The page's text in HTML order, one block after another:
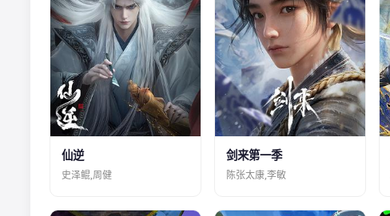
仙逆
史泽鲲,周健
剑来第一季
陈张太康,李敏